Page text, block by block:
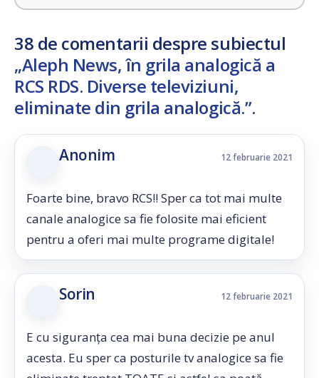
38 de comentarii despre subiectul
„Aleph News, în grila analogică a
RCS RDS. Diverse televiziuni,
eliminate din grila analogică.”.
Anonim 12 februarie 2021
Foarte bine, bravo RCS!! Sper ca tot mai multe
canale analogice sa fie folosite mai eficient
pentru a oferi mai multe programe digitale!
Sorin 12 februarie 2021
E cu siguranța cea mai buna decizie pe anul
acesta. Eu sper ca posturile tv analogice sa fie